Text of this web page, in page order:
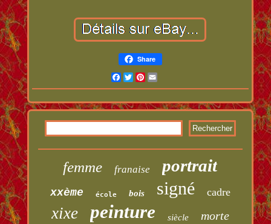
Share
Facebook
TwitterPinterest
femme franaise portrait
xxème école bois signé cadre
xixe peinture siècle morte